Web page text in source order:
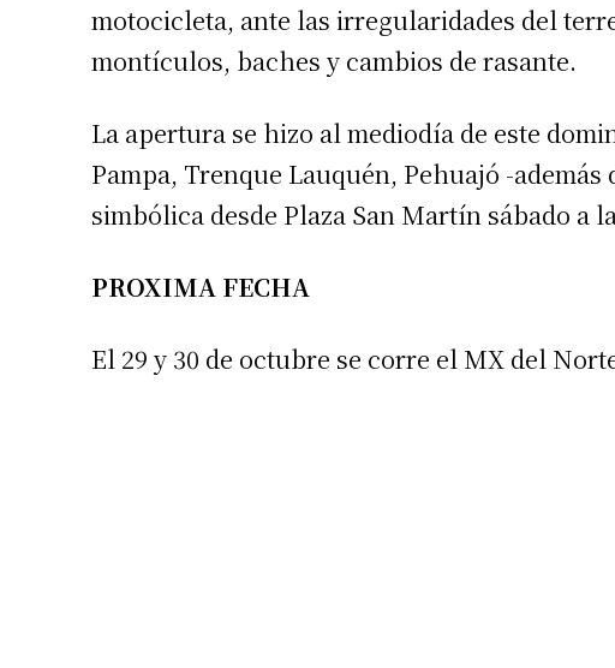
motocicleta, ante las irregularidades del
montículos, baches y cambios de rasante.
La apertura se hizo al mediodía de este
Pampa, Trenque Lauquén, Pehuajó -
simbólica desde Plaza San Martín sábado a
PROXIMA FECHA
El 29 y 30 de octubre se corre el MX del